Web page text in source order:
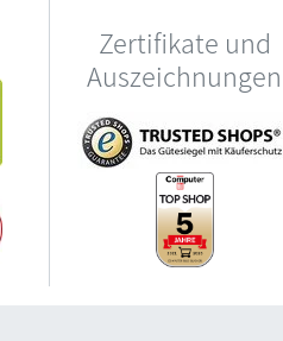
Zertifikate und
Auszeichnungen